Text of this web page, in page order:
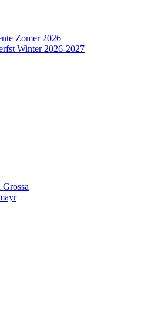
Zomer 2026
Winter 2026-2027